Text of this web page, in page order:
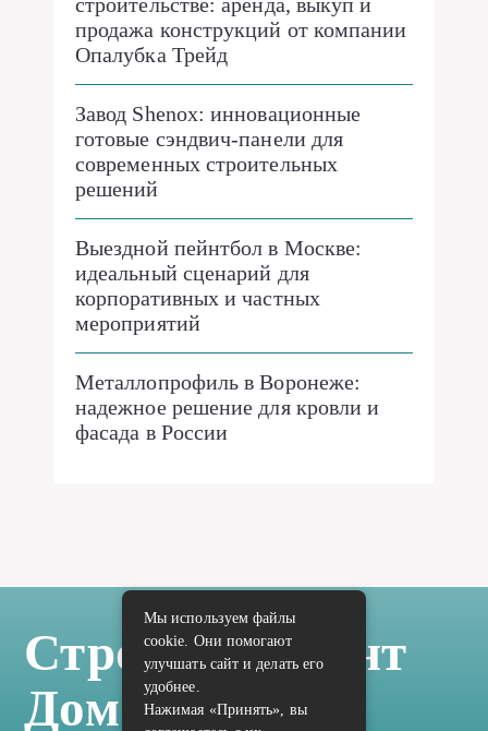
продажа конструкций от компании
Опалубка Трейд
Завод Shenox: инновационные
готовые сэндвич-панели для
современных строительных
решений
Выездной пейнтбол в Москве:
идеальный сценарий для
корпоративных и частных
мероприятий
Металлопрофиль в Воронеже:
надежное решение для кровли и
фасада в России
Стройка Ремонт
Дом Отделка
Мы используем файлы
cookie. Они помогают
улучшать сайт и делать его
удобнее.
Нажимая «Принять», вы